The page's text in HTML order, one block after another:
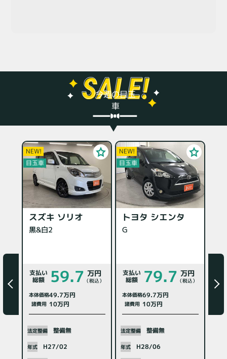
今週の目玉
車
NEW!
目玉車
スズキ ソリオ
黒&白2
支払い
総額 59.7 万円
（税込）
本体価格49.7万円
諸費用 10万円
法定整備 整備無
年式
H27/02
NEW!
目玉車
トヨタ シエンタ
G
支払い
総額 79.7 万円
（税込）
本体価格69.7万円
諸費用 10万円
法定整備 整備無
年式
H28/06
総額